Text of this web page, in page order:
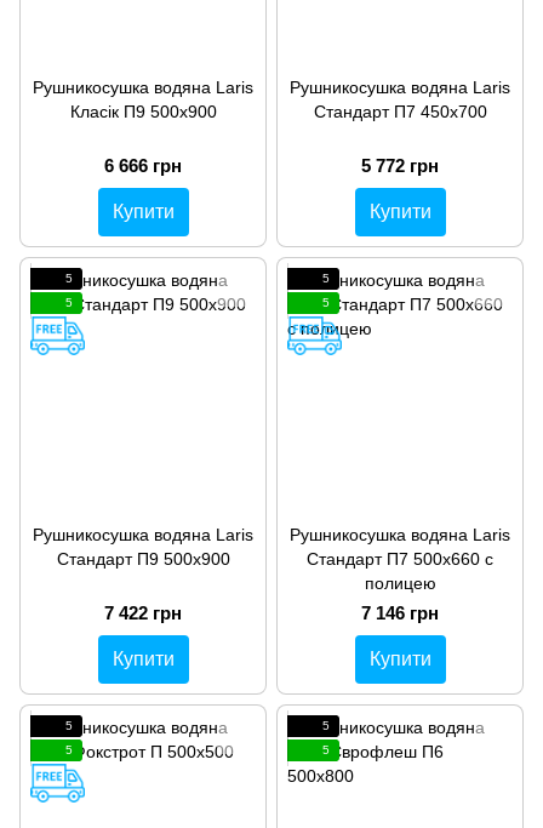
Рушникосушка водяна Laris
Класік П9 500х900
6 666 грн
Купити
Рушникосушка водяна Laris
Стандарт П7 450х700
5 772 грн
Купити
5
5
Рушникосушка водяна Laris
Стандарт П9 500х900
7 422 грн
Купити
5
5
Рушникосушка водяна Laris
Стандарт П7 500х660 с
полицею
7 146 грн
Купити
5
5
5
5